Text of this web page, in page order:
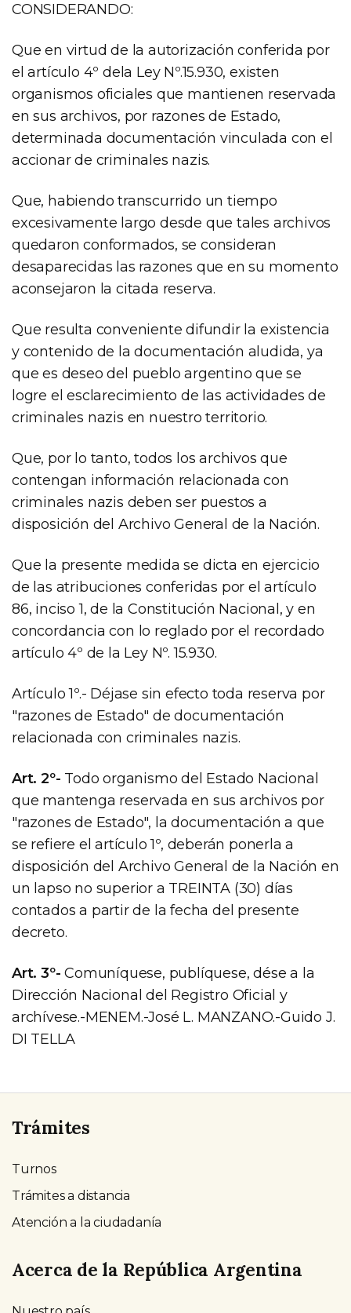
CONSIDERANDO:
Que en virtud de la autorización conferida por
el artículo 4º dela Ley Nº.15.930, existen
organismos oficiales que mantienen reservada
en sus archivos, por razones de Estado,
determinada documentación vinculada con el
accionar de criminales nazis.
Que, habiendo transcurrido un tiempo
excesivamente largo desde que tales archivos
quedaron conformados, se consideran
desaparecidas las razones que en su momento
aconsejaron la citada reserva.
Que resulta conveniente difundir la existencia
y contenido de la documentación aludida, ya
que es deseo del pueblo argentino que se
logre el esclarecimiento de las actividades de
criminales nazis en nuestro territorio.
Que, por lo tanto, todos los archivos que
contengan información relacionada con
criminales nazis deben ser puestos a
disposición del Archivo General de la Nación.
Que la presente medida se dicta en ejercicio
de las atribuciones conferidas por el artículo
86, inciso 1, de la Constitución Nacional, y en
concordancia con lo reglado por el recordado
artículo 4º de la Ley Nº. 15.930.
Artículo 1º.- Déjase sin efecto toda reserva por
"razones de Estado" de documentación
relacionada con criminales nazis.
Art. 2º- Todo organismo del Estado Nacional
que mantenga reservada en sus archivos por
"razones de Estado", la documentación a que
se refiere el artículo 1º, deberán ponerla a
disposición del Archivo General de la Nación en
un lapso no superior a TREINTA (30) días
contados a partir de la fecha del presente
decreto.
Art. 3º-Comuníquese, publíquese, dése a la
Dirección Nacional del Registro Oficial y
archívese.-MENEM.-José L. MANZANO.-Guido J.
DI TELLA
Trámites
Turnos
Trámites a distancia
Atención a la ciudadanía
Acerca de la República Argentina